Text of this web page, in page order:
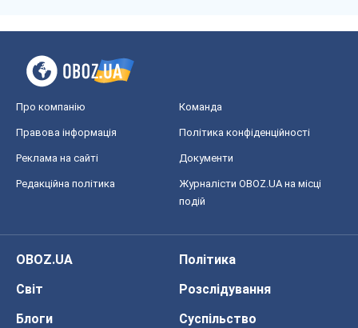
Про компанію Команда
Правова інформація Політика конфіденційності
Реклама на сайті Документи
Редакційна політика
Журналісти OBOZ.UA на місці
подій
OBOZ.UA
Політика
Світ
Розслідування
Блоги
Суспільство